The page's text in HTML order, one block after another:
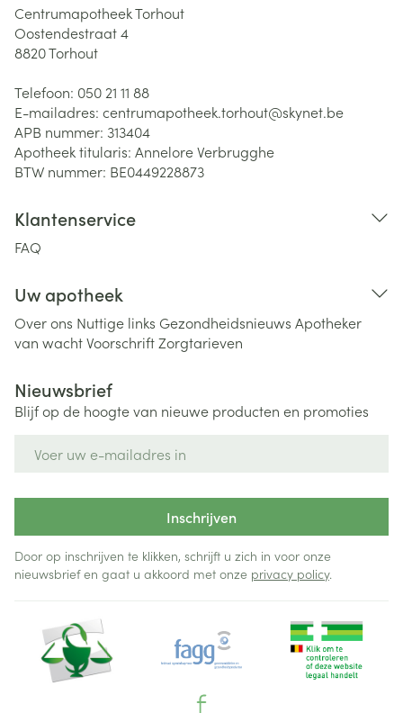
Centrumapotheek Torhout
Oostendestraat 4
8820Torhout
Telefoon: 050 21 11 88
E-mailadres: centrumapotheek.torhout@skynet.be
APB nummer: 313404
Apotheek titularis: Annelore Verbrugghe
BTW nummer: BE0449228873
Klantenservice
FAQ
Uw apotheek
Over ons Nuttige links Gezondheidsnieuws Apotheker
van wachtVoorschriftZorgtarieven
Nieuwsbrief
Blijf op de hoogte van nieuwe producten en promoties
Inschrijven
Door op inschrijven te klikken, schrijft u zich in voor onze
nieuwsbrief en gaat u akkoord met onze privacy policy.